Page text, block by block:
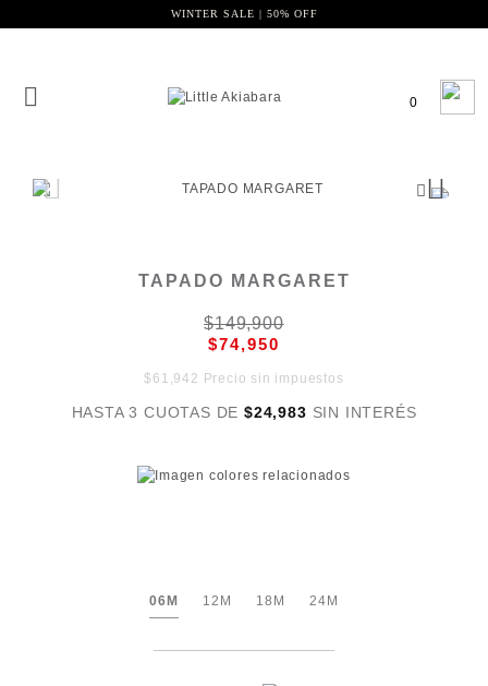
WINTER SALE | 50% OFF
0
TAPADO MARGARET
$149,900
$74,950
$61,942 Precio sin impuestos
HASTA 3 CUOTAS DE$24,983 SIN INTERÉS
06M 12M 18M 24M